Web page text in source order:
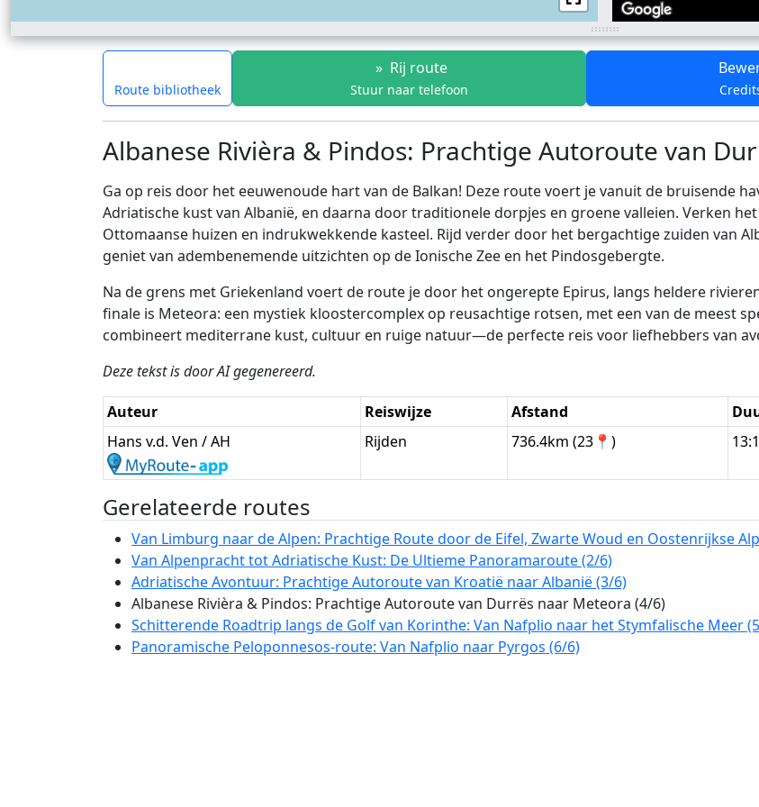
Route bibliotheek
» Rij route
Stuur naar telefoon
Albanese Rivièra & Pindos: Prachtige Autoroute van
Ga op reis door het eeuwenoude hart van de Balkan! Deze route voert je vanuit de bruisende
Adriatische kust van Albanië, en daarna door traditionele dorpjes en groene valleien. Verken
Ottomaanse huizen en indrukwekkende kasteel. Rijd verder door het bergachtige zuiden van
geniet van adembenemende uitzichten op de Ionische Zee en het Pindosgebergte.
Na de grens met Griekenland voert de route je door het ongerepte Epirus, langs heldere
finale is Meteora: een mystiek kloostercomplex op reusachtige rotsen, met een van de meest
combineert mediterrane kust, cultuur en ruige natuur—de perfecte reis voor liefhebbers van
Deze tekst is door AI gegenereerd.
Auteur Reiswijze Afstand
Hans v.d. Ven / AH
Rijden 736.4km (23📍)
Gerelateerde routes
Van Limburg naar de Alpen: Prachtige Route door de Eifel, Zwarte Woud en Oostenrijkse
Van Alpenpracht tot Adriatische Kust: De Ultieme Panoramaroute (2/6)
Adriatische Avontuur: Prachtige Autoroute van Kroatië naar Albanië (3/6)
Albanese Rivièra & Pindos: Prachtige Autoroute van Durrës naar Meteora (4/6)
Schitterende Roadtrip langs de Golf van Korinthe: Van Nafplio naar het Stymfalische Meer
Panoramische Peloponnesos-route: Van Nafplio naar Pyrgos (6/6)